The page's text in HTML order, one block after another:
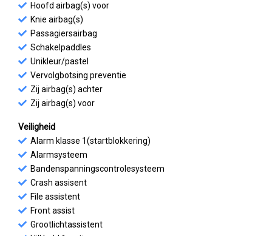
Hoofd airbag(s) voor
Knie airbag(s)
Passagiersairbag
Schakelpaddles
Unikleur/pastel
Vervolgbotsing preventie
Zij airbag(s) achter
Zij airbag(s) voor
Veiligheid
Alarm klasse 1(startblokkering)
Alarmsysteem
Bandenspanningscontrolesysteem
Crash assisent
File assistent
Front assist
Grootlichtassistent